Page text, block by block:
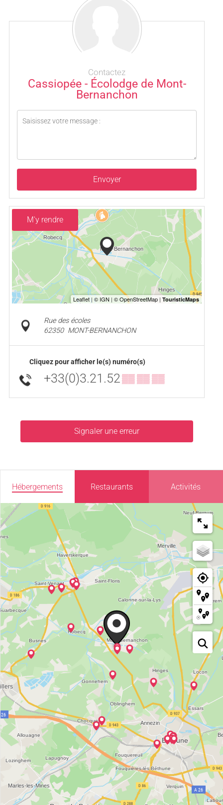
Contactez
Cassiopée - Écolodge de Mont-
Bernanchon
Envoyer
M'y rendre
Rue des écoles
62350 MONT-BERNANCHON
Cliquez pour afficher le(s) numéro(s)
+33(0)3.21.52▒▒ ▒▒ ▒▒
Signaler une erreur
Hébergements Restaurants Activités